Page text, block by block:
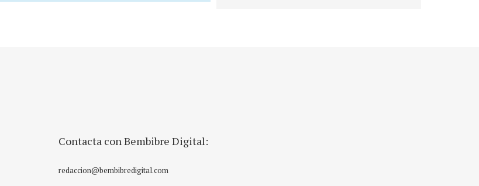
Contacta con Bembibre Digital:
redaccion@bembibredigital.com